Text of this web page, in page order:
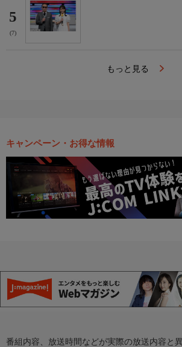
5
(7)
もっと見る
キャンペーン・お得な情報
番組内容、放送時間などが実際の放送内容と